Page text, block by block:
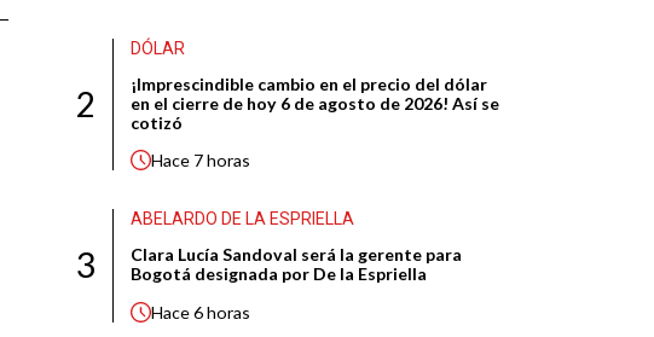
2
DÓLAR
¡Imprescindible cambio en el precio del dólar
en el cierre de hoy 6 de agosto de 2026! Así se
cotizó
Hace 7 horas
3
ABELARDO DE LA ESPRIELLA
Clara Lucía Sandoval será la gerente para
Bogotá designada por De la Espriella
Hace6 horas